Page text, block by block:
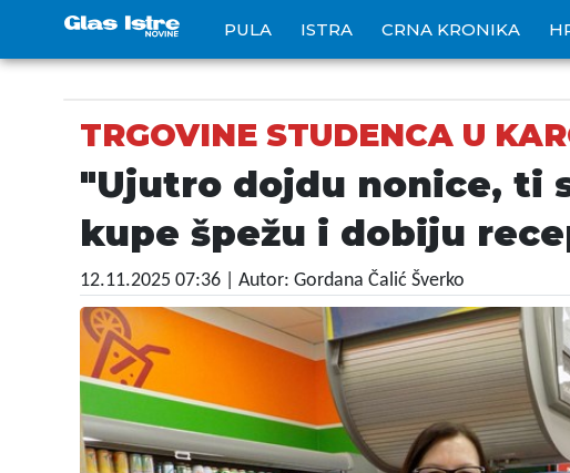
PULA ISTRA CRNA KRONIKA
TRGOVINE STUDENCA U
"Ujutro dojdu nonice, ti
kupe špežu i dobiju
12.11.2025 07:36 | Autor: Gordana Čalić Šverko